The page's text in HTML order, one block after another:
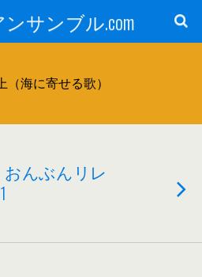
ンサンブル.com
（海に寄せる歌）
おんぶんリレ